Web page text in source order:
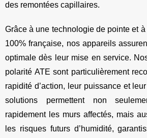
des remontées capillaires.
Grâce à une technologie de pointe et
100% française, nos appareils
optimale dès leur mise en service.
polarité ATE sont particulièrement
rapidité d’action, leur puissance et
solutions permettent non
rapidement les murs affectés, mais
les risques futurs d’humidité,